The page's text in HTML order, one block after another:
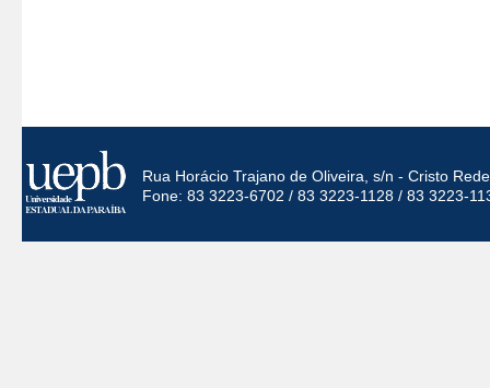
Rua Horácio Trajano de Oliveira, s/n - Cristo
Fone: 83 3223-6702 / 83 3223-1128 / 83 3223-